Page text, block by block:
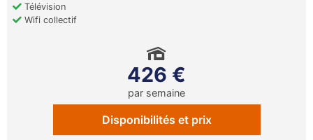
Télévision
Wifi collectif
426 €
par semaine
Disponibilités et prix